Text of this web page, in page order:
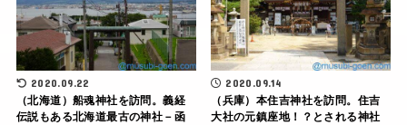
2020.09.22
（北海道）船魂神社を訪問。義経
伝説もある北海道最古の神社－函
2020.09.14
（兵庫）本住吉神社を訪問。住吉
大社の元鎮座地！？とされる神社